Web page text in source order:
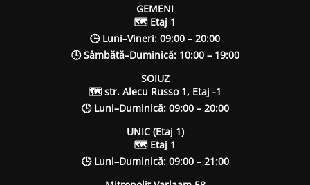
GEMENI
🗺 Etaj 1
🕒 Luni–Vineri: 09:00 – 20:00
🕒 Sâmbătă–Duminică: 10:00 – 19:00
SOIUZ
🗺 str. Alecu Russo 1, Etaj -1
🕒 Luni–Duminică: 09:00 – 20:00
UNIC (Etaj 1)
🗺 Etaj 1
🕒 Luni–Duminică: 09:00 – 21:00